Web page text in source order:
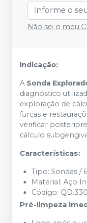
Não sei o meu
Indicação:
A Sonda
diagnóstico
exploração de
furcas e
verificar
cálculo
Características:
Tipo: Sondas /
Material: Aço
Código:
Pré-limpeza